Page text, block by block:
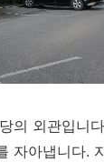
의 외관입니
자아냅니다.